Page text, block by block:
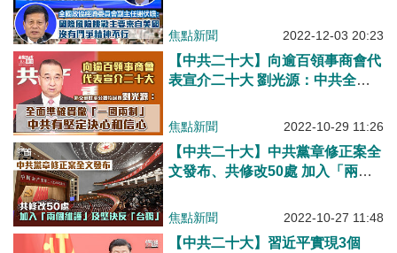
自美國 沒有鬥爭精神不行
焦點新聞 2022-12-03 20:23
【中共二十大】向逾百領事商會代
表宣介二十大 劉光源：中共全面
和信心
焦點新聞 2022-10-29 11:26
【中共二十大】中共黨章修正案全
文發布、共修改50處 加入「兩個
焦點新聞 2022-10-27 11:48
【中共二十大】習近平實現3個